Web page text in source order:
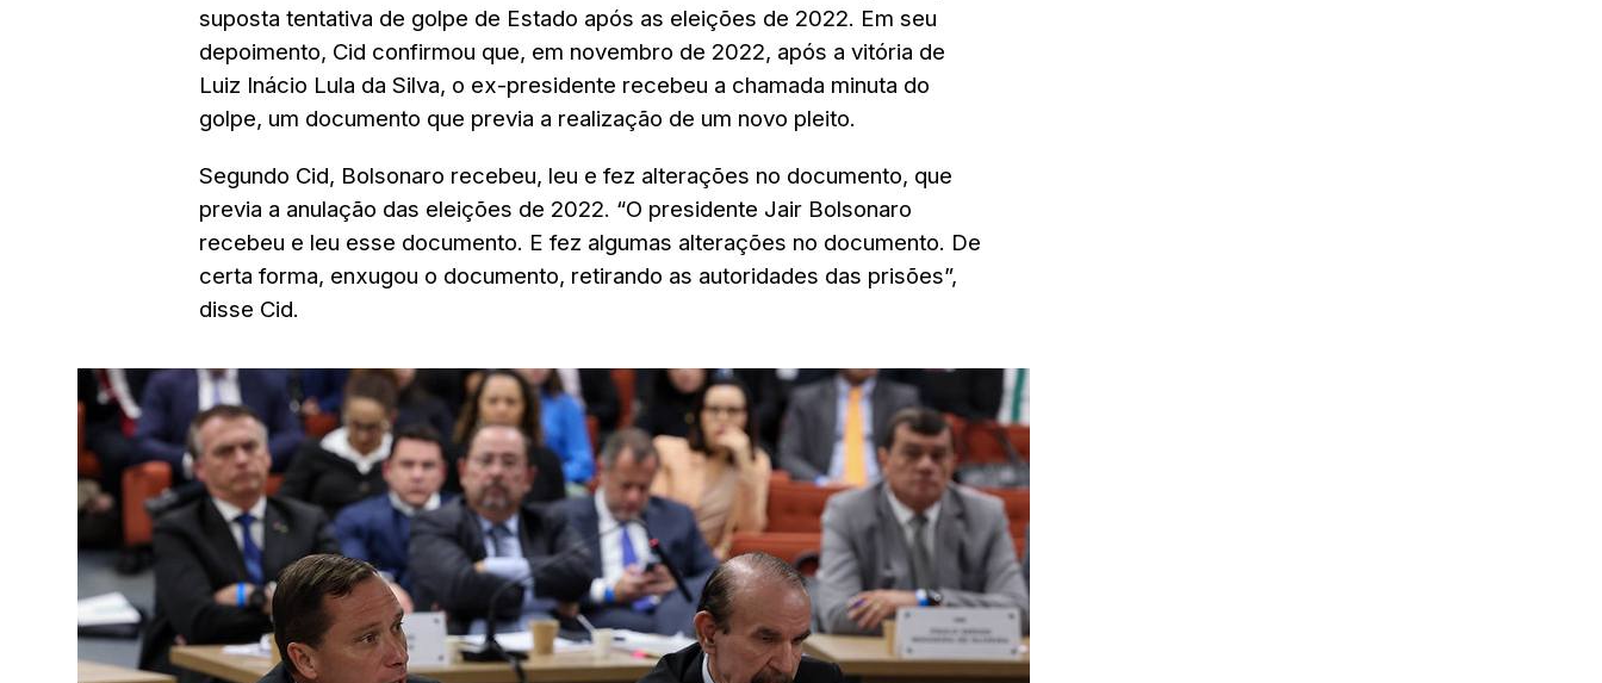
suposta tentativa de golpe de Estado após as eleições de 2022. Em seu
depoimento, Cid confirmou que, em novembro de 2022, após a vitória de
Luiz Inácio Lula da Silva, o ex-presidente recebeu a chamada minuta do
golpe, um documento que previa a realização de um novo pleito.
Segundo Cid, Bolsonaro recebeu, leu e fez alterações no documento, que
previa a anulação das eleições de 2022. “O presidente Jair Bolsonaro
recebeu e leu esse documento. E fez algumas alterações no documento. De
certa forma, enxugou o documento, retirando as autoridades das prisões”,
disse Cid.